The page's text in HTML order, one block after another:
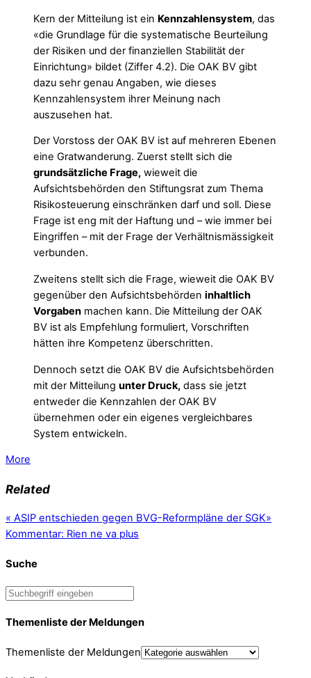
Kern der Mitteilung ist ein Kennzahlensystem, das
«die Grundlage für die systematische Beurteilung
der Risiken und der finanziellen Stabilität der
Einrichtung» bildet (Ziffer 4.2). Die OAK BV gibt
dazu sehr genau Angaben, wie dieses
Kennzahlensystem ihrer Meinung nach
auszusehen hat.
Der Vorstoss der OAK BV ist auf mehreren Ebenen
eine Gratwanderung. Zuerst stellt sich die
grundsätzliche Frage, wieweit die
Aufsichtsbehörden den Stiftungsrat zum Thema
Risikosteuerung einschränken darf und soll. Diese
Frage ist eng mit der Haftung und – wie immer bei
Eingriffen – mit der Frage der Verhältnismässigkeit
verbunden.
Zweitens stellt sich die Frage, wieweit die OAK BV
gegenüber den Aufsichtsbehörden inhaltlich
Vorgaben machen kann. Die Mitteilung der OAK
BV ist als Empfehlung formuliert, Vorschriften
hätten ihre Kompetenz überschritten.
Dennoch setzt die OAK BV die Aufsichtsbehörden
mit der Mitteilung unter Druck, dass sie jetzt
entweder die Kennzahlen der OAK BV
übernehmen oder ein eigenes vergleichbares
System entwickeln.
More
Related
« ASIP entschieden gegen BVG-Reformpläne der SGK»
Kommentar: Rien ne va plus
Suche
Themenliste der Meldungen
Themenliste der Meldungen